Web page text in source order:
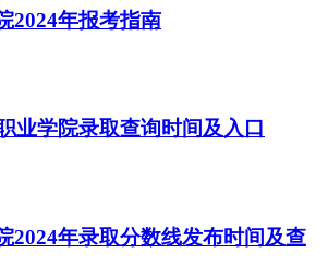
2024年报考指南
业学院录取查询时间及入口
2024年录取分数线发布时间及查